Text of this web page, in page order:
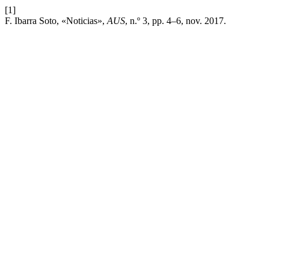
[1]
F. Ibarra Soto, «Noticias», AUS, n.º 3, pp. 4–6, nov. 2017.